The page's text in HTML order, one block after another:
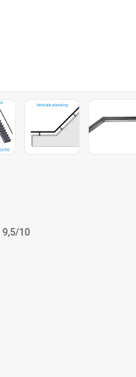
9,5/10